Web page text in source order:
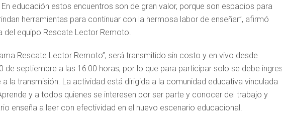
educación estos encuentros son de gran valor, porque son espacios para
herramientas para continuar con la hermosa labor de enseñar”, afirmó
del equipo Rescate Lector Remoto.
Rescate Lector Remoto”, será transmitido sin costo y en vivo desde
de septiembre a las 16:00 horas, por lo que para participar solo se debe
la transmisión. La actividad está dirigida a la comunidad educativa vinculada
y a todos quienes se interesen por ser parte y conocer del trabajo y
enseña a leer con efectividad en el nuevo escenario educacional.